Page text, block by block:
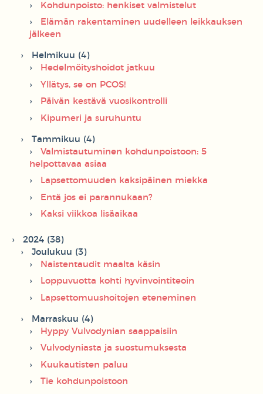
Kohdunpoisto: henkiset valmistelut
Elämän rakentaminen uudelleen leikkauksen
jälkeen
Helmikuu (4)
Hedelmöityshoidot jatkuu
Yllätys, se on PCOS!
Päivän kestävä vuosikontrolli
Kipumeri ja suruhuntu
Tammikuu (4)
Valmistautuminen kohdunpoistoon: 5
helpottavaa asiaa
Lapsettomuuden kaksipäinen miekka
Entä jos ei parannukaan?
Kaksi viikkoa lisäaikaa
2024 (38)
Joulukuu (3)
Naistentaudit maalta käsin
Loppuvuotta kohti hyvinvointiteoin
Lapsettomuushoitojen eteneminen
Marraskuu (4)
Hyppy Vulvodynian saappaisiin
Vulvodyniasta ja suostumuksesta
Kuukautisten paluu
Tie kohdunpoistoon